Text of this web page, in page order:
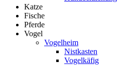
Katze
Fische
Pferde
Vogel
Vogelheim
Nistkasten
Vogelkäfig